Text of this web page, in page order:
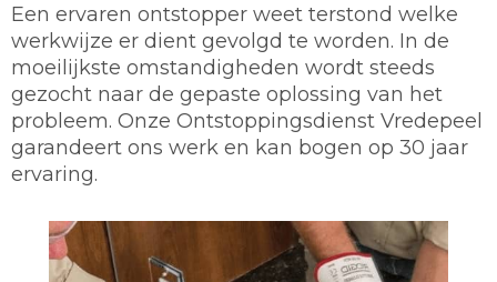
Een ervaren ontstopper weet terstond welke
werkwijze er dient gevolgd te worden. In de
moeilijkste omstandigheden wordt steeds
gezocht naar de gepaste oplossing van het
probleem. Onze Ontstoppingsdienst Vredepeel
garandeert ons werk en kan bogen op 30 jaar
ervaring.